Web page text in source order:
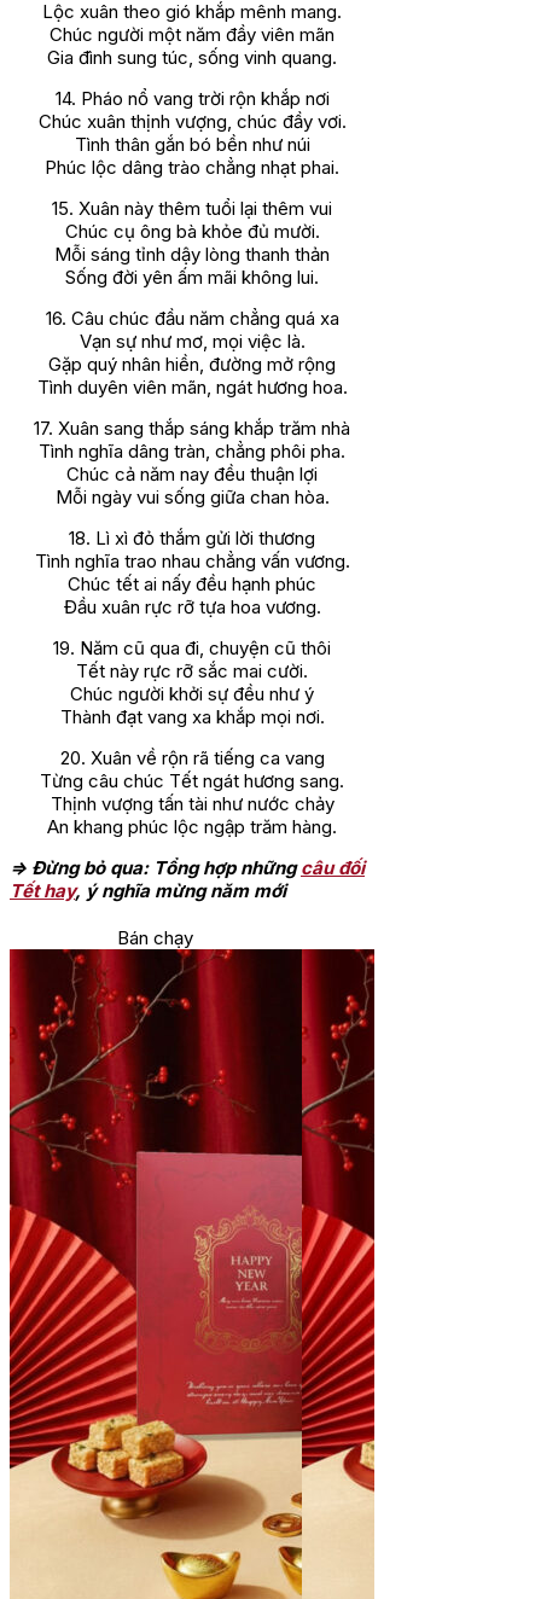
Lộc xuân theo gió khắp mênh mang.
Chúc người một năm đầy viên mãn
Gia đình sung túc, sống vinh quang.
14. Pháo nổ vang trời rộn khắp nơi
Chúc xuân thịnh vượng, chúc đầy vơi.
Tình thân gắn bó bền như núi
Phúc lộc dâng trào chẳng nhạt phai.
15. Xuân này thêm tuổi lại thêm vui
Chúc cụ ông bà khỏe đủ mười.
Mỗi sáng tỉnh dậy lòng thanh thản
Sống đời yên ấm mãi không lui.
16. Câu chúc đầu năm chẳng quá xa
Vạn sự như mơ, mọi việc là.
Gặp quý nhân hiền, đường mở rộng
Tình duyên viên mãn, ngát hương hoa.
17. Xuân sang thắp sáng khắp trăm nhà
Tình nghĩa dâng tràn, chẳng phôi pha.
Chúc cả năm nay đều thuận lợi
Mỗi ngày vui sống giữa chan hòa.
18. Lì xì đỏ thắm gửi lời thương
Tình nghĩa trao nhau chẳng vấn vương.
Chúc tết ai nấy đều hạnh phúc
Đầu xuân rực rỡ tựa hoa vương.
19. Năm cũ qua đi, chuyện cũ thôi
Tết này rực rỡ sắc mai cười.
Chúc người khởi sự đều như ý
Thành đạt vang xa khắp mọi nơi.
20. Xuân về rộn rã tiếng ca vang
Từng câu chúc Tết ngát hương sang.
Thịnh vượng tấn tài như nước chảy
An khang phúc lộc ngập trăm hàng.
=> Đừng bỏ qua: Tổng hợp nhữngcâu đối
Tết hay, ý nghĩa mừng năm mới
Bán chạy